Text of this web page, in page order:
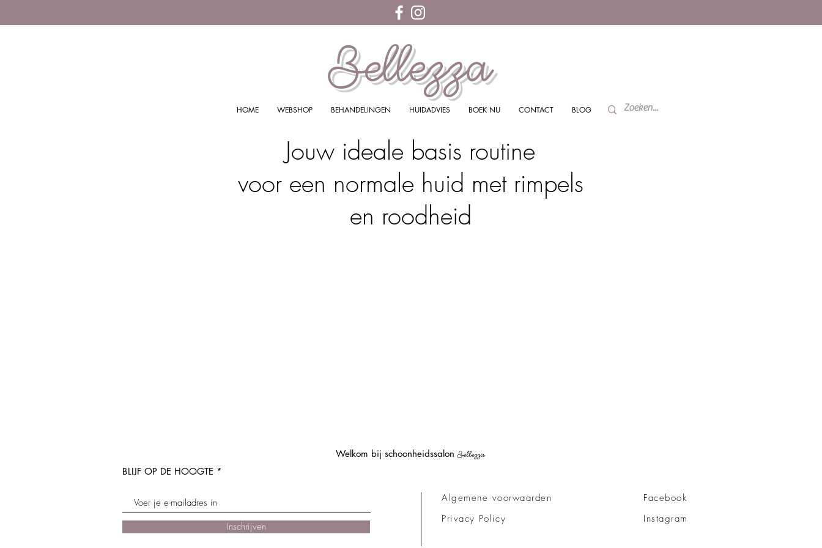
Bellezza
HOME WEBSHOP BEHANDELINGEN HUIDADVIES BOEK NU CONTACT BLOG
Jouw ideale basis routine
voor een normale huid met rimpels
en roodheid
Welkom bij schoonheidssalonBellezza
BLIJF OP DE HOOGTE
Inschrijven
Algemene voorwaarden
Privacy Policy
Facebook
Instagram